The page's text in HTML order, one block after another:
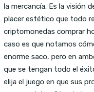
la mercancía. Es la visión
placer estético que todo
criptomonedas comprar
caso es que notamos
enorme saco, pero en
que se tengan todo el
elija el juego en que sus